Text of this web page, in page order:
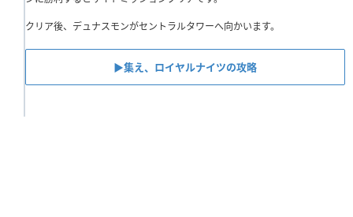
クリア後、デュナスモンがセントラルタワーへ向かいます。
▶︎集え、ロイヤルナイツの攻略